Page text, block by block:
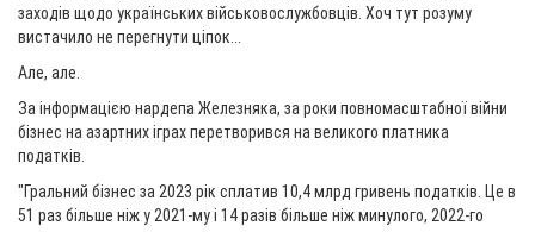
заходів щодо українських військовослужбовців. Хоч тут розуму
вистачило не перегнути ціпок...
Але, але.
За інформацією нардепа Железняка, за роки повномасштабної війни
бізнес на азартних іграх перетворився на великого платника
податків.
"Гральний бізнес за 2023 рік сплатив 10,4 млрд гривень податків. Це в
51 раз більше ніж у 2021-му і 14 разів більше ніж минулого, 2022-го